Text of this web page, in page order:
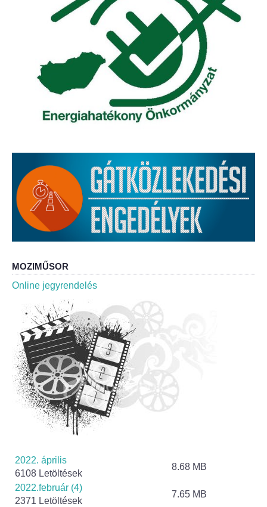
ÖNKORMÁNYZAT
Képviselő-testület
Képviselő-testületi ülések
Bizottságok
Bizottsági ülések
A helyi választási bizottság
A helyi választási bizottság határozatai
Roma Nemzetiségi Önkormányzat
Roma Nemzetiségi Önkormányzat ülések
Rendeletek
Polgármesteri normatív határozatok
Önkormányzati támogatások
Szabályzatok
Pályázatok
Szerződések
MOZIMŰSOR
Online jegyrendelés
2022. április
6108 Letöltések
8.68 MB
2022.február (4)
2371 Letöltések
7.65 MB